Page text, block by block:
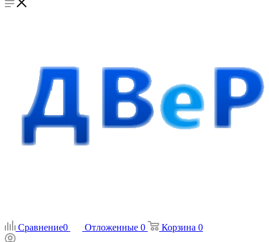
Сравнение0 Отложенные 0 Корзина 0